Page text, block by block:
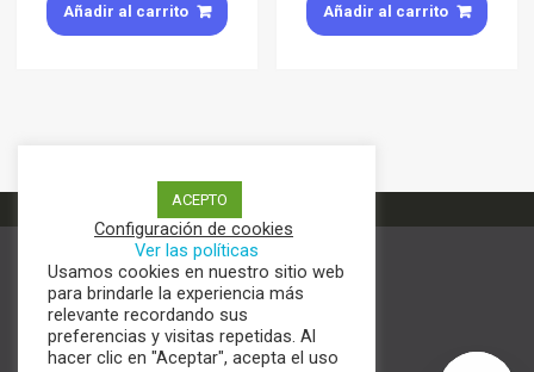
Añadir al carrito Añadir al carrito
Términos y condiciones
Aviso de Privacidad
Política de cookies
ACEPTO
Configuración de cookies
Ver las políticas
Usamos cookies en nuestro sitio web
para brindarle la experiencia más
relevante recordando sus
preferencias y visitas repetidas. Al
hacer clic en "Aceptar", acepta el uso